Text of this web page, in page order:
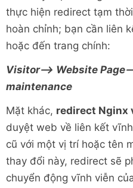
thực hiện redirect tạm
hoàn chỉnh; bạn cần liên
hoặc đến trang chính:
Visitor–> Website
maintenance
Mặt khác, redirect Nginx
duyệt web về liên kết
cũ với một vị trí hoặc tên
thay đổi này, redirect sẽ
chuyển động vĩnh viễn